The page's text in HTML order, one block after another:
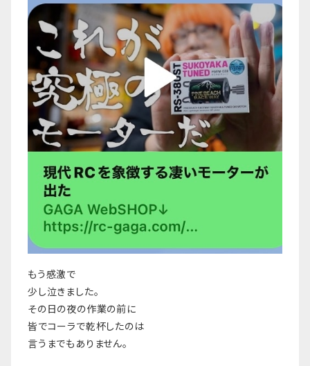
もう感激で
少し泣きました。
その日の夜の作業の前に
皆でコーラで乾杯したのは
言うまでもありません。